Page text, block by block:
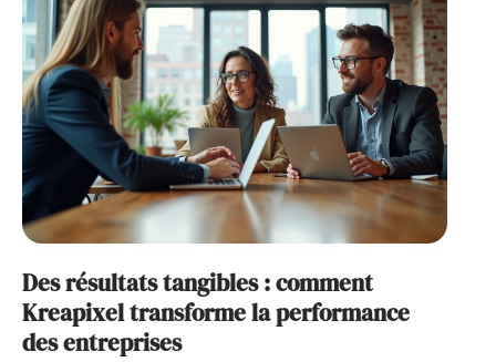
Des résultats tangibles : comment
Kreapixel transforme la performance
des entreprises